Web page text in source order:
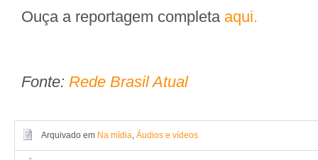
Ouça a reportagem completa aqui.
Fonte: Rede Brasil Atual
Arquivado em Na mídia, Áudios e vídeos